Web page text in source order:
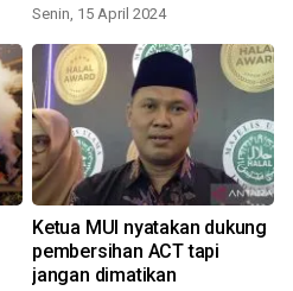
Senin, 15 April 2024
Ketua MUI nyatakan dukung
pembersihan ACT tapi
jangan dimatikan